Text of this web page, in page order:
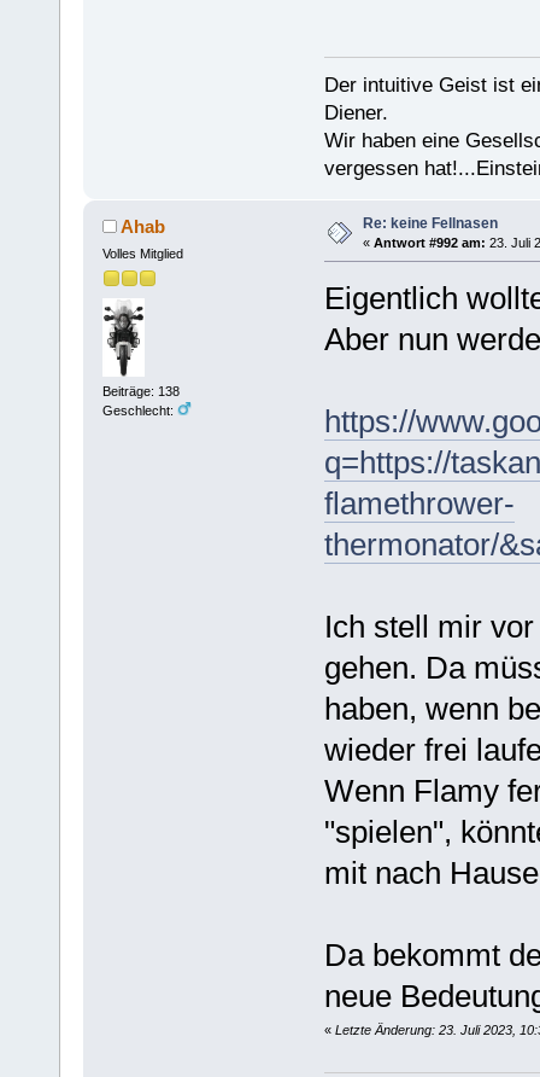
Der intuitive Geist ist
Diener.
Wir haben eine
vergessen
Ahab
Volles Mitglied
Beiträge: 138
Geschlecht:
Re: keine Fellnasen
« Antwort #992 am: 23. Juli
Eigentlich
Aber nun
https://
q=https://
flamethrower-
thermonator/
Ich stell mir
gehen. Da
haben, wenn
wieder frei
Wenn Flamy
"spielen",
mit nach
Da bekommt
neue
« Letzte Änderung: 23. Juli 2023,